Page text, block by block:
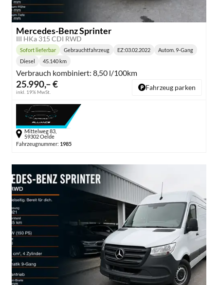
Mercedes-Benz Sprinter
III HKa 315 CDI RWD
25.990,– €
inkl. 19% MwSt.
Lieferzeit:
Sofort lieferbar Gebrauchtfahrzeug EZ:03.02.2022
Getriebe:
Autom. 9-Gang
Kraftstoff:
Diesel
Kilometerstand:
45.140 km
Verbrauch kombiniert: 8,50 l/100km
Fahrzeug parken
Mittelweg 83,
59302 Oelde
Fahrzeugnummer: 1985